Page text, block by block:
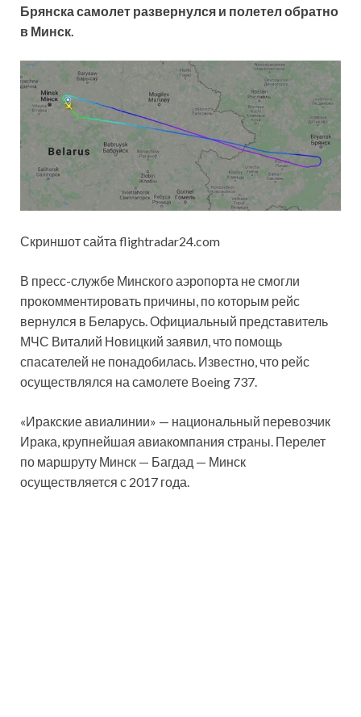
Брянска самолет развернулся и полетел обратно
в Минск.
Скриншот сайта flightradar24.com
В пресс-службе Минского аэропорта не смогли
прокомментировать причины, по которым рейс
вернулся в Беларусь. Официальный представитель
МЧС Виталий Новицкий заявил, что помощь
спасателей не понадобилась. Известно, что рейс
осуществлялся на самолете Boeing 737.
«Иракские авиалинии» — национальный перевозчик
Ирака, крупнейшая авиакомпания страны. Перелет
по маршруту Минск — Багдад — Минск
осуществляется с 2017 года.